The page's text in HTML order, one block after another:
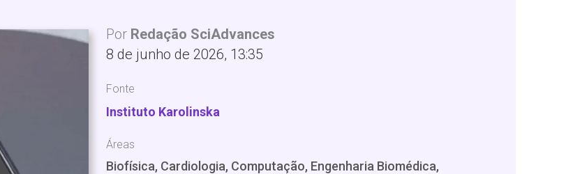
Por Redação SciAdvances
8 de junho de 2026, 13:35
Fonte
Instituto Karolinska
Áreas
Biofísica, Cardiologia, Computação, Engenharia Biomédica,